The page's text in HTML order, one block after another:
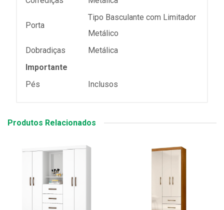
Porta
Tipo Basculante com Limitador
Metálico
Dobradiças
Metálica
Importante
Pés
Inclusos
Produtos Relacionados